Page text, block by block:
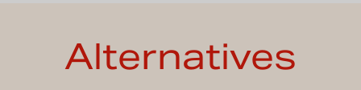
Alternatives